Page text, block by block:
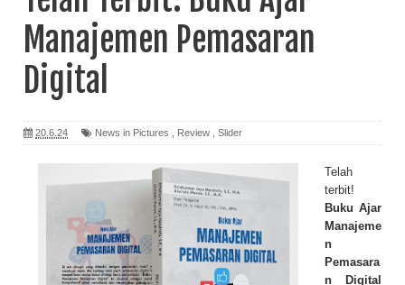
Manajemen Pemasaran
Digital
20.6.24 News in Pictures Review Slider
Telah
terbit!
Buku Ajar
Manajeme
n
Pemasara
n Digital